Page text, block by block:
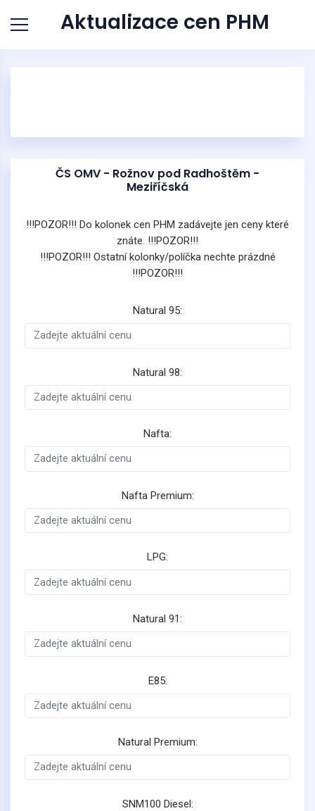
Aktualizace cen PHM
ČS OMV - Rožnov pod Radhoštěm -
Meziříčská
!!!POZOR!!! Do kolonek cen PHM zadávejte jen ceny které
znáte. !!!POZOR!!!
!!!POZOR!!! Ostatní kolonky/políčka nechte prázdné
!!!POZOR!!!
Natural 95:
Natural 98:
Nafta:
Nafta Premium:
LPG:
Natural 91:
E85:
Natural Premium:
SNM100 Diesel: